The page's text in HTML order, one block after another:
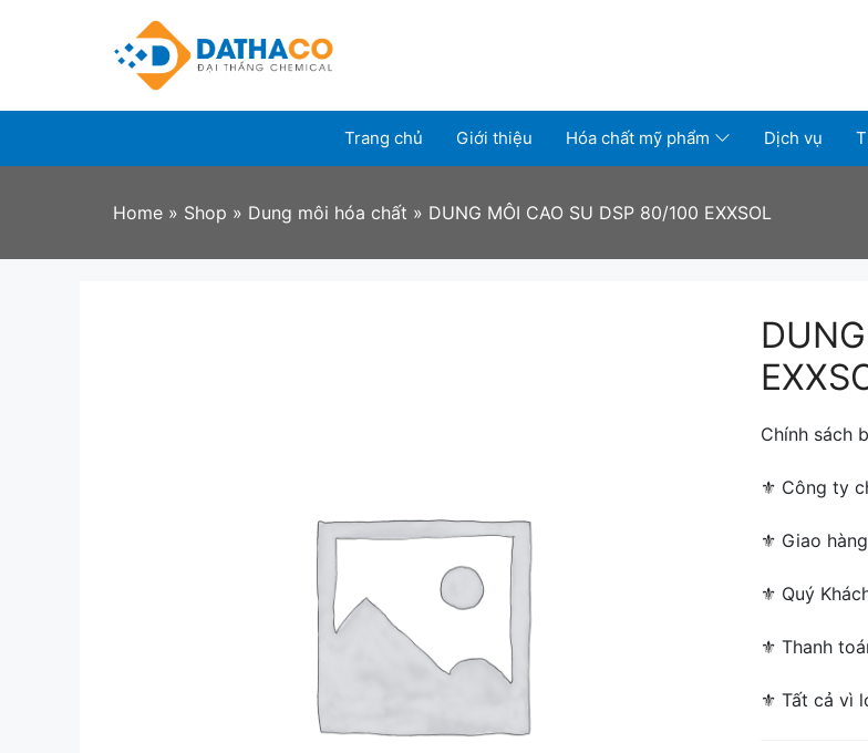
Trang chủ Giới thiệu Hóa chất mỹ phẩm Dịch vụ
Home » Shop » Dung môi hóa chất » DUNG MÔI CAO SU DSP 80/100 EXXSOL
Chính sách
⚜ ️Công ty
⚜ Giao
⚜ Quý
⚜ Thanh
⚜ Tất cả vì